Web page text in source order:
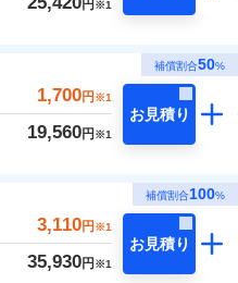
円 ※1
補償割合50%
1,700円 ※1
19,560円 ※1
お見積り
補償割合100%
3,110円 ※1
35,930円 ※1
お見積り